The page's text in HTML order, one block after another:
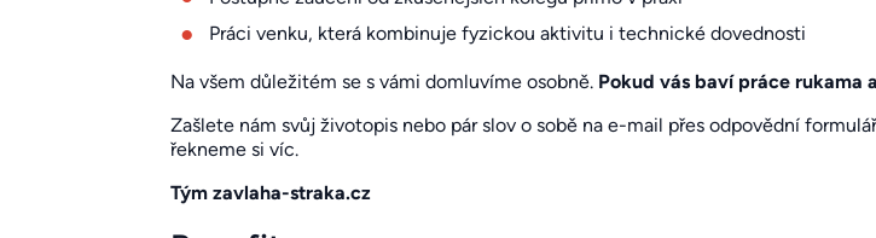
Práci venku, která kombinuje fyzickou aktivitu i technické dovednosti
Na všem důležitém se s vámi domluvíme osobně. Pokud vás baví práce rukama
Zašlete nám svůj životopis nebo pár slov o sobě na e-mail přes odpovědní formulář
řekneme si víc.
Tým zavlaha-straka.cz